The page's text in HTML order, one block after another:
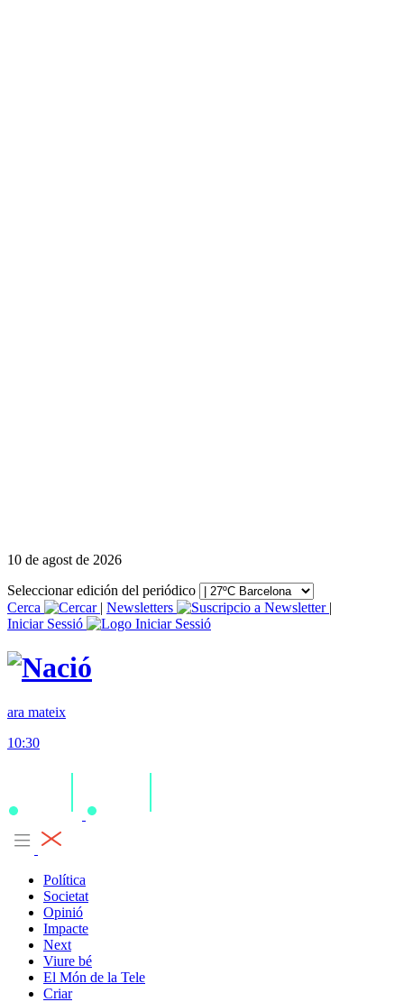
10 de agost de 2026
Seleccionar edición del periódico
Cerca
| Newsletters
|
Iniciar Sessió
ara mateix
10:30
Política
Societat
Opinió
Impacte
Next
Viure bé
El Món de la Tele
Criar